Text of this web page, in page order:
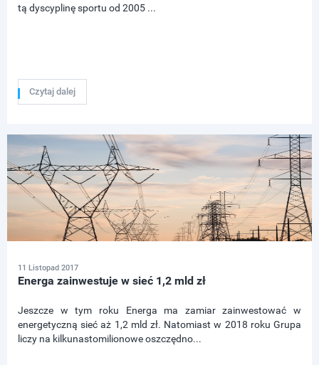
tą dyscyplinę sportu od 2005 ...
Czytaj dalej
11 Listopad 2017
Energa zainwestuje w sieć 1,2 mld zł
Jeszcze w tym roku Energa ma zamiar zainwestować w
energetyczną sieć aż 1,2 mld zł. Natomiast w 2018 roku Grupa
liczy na kilkunastomilionowe oszczędno...